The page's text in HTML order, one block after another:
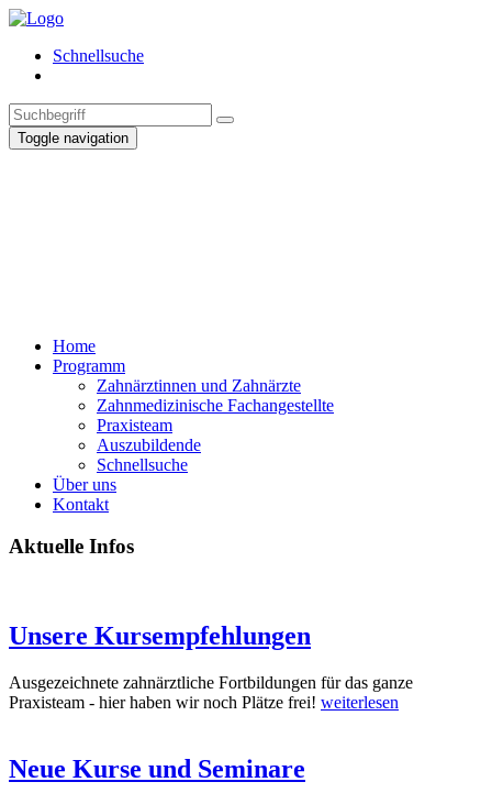
Schnellsuche
Toggle navigation
Home
Programm
Zahnärztinnen und Zahnärzte
Zahnmedizinische Fachangestellte
Praxisteam
Auszubildende
Schnellsuche
Über uns
Kontakt
Aktuelle Infos
Unsere Kursempfehlungen
Ausgezeichnete zahnärztliche Fortbildungen für das ganze
Praxisteam - hier haben wir noch Plätze frei! weiterlesen
Neue Kurse und Seminare